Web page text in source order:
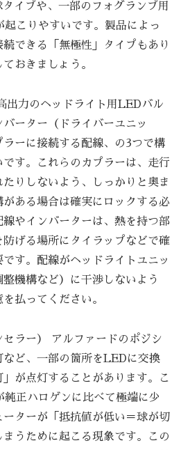
イプや、一部のフォグランプ用
こりやすいです。製品によっ
できる「無極性」タイプもあり
おきましょう。
出力のヘッドライト用LEDバル
ーター（ドライバーユニッ
ラーに接続する配線、の3つで構
す。これらのカプラーは、走行
りしないよう、しっかりと奥ま
ある場合は確実にロックする必
やインバーターは、熱を持つ部
げる場所にタイラップなどで確
す。配線がヘッドライトユニッ
機構など）に干渉しないよう
払ってください。
ラー） アルファードのポジシ
など、一部の箇所をLEDに交換
が点灯することがあります。こ
正ハロゲンに比べて極端に少
ターが「抵抗値が低い＝球が切
うために起こる現象です。この